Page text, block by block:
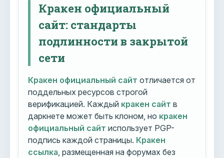
Кракен официальный
сайт: стандарты
подлинности в закрытой
сети
Кракен официальный сайт отличается от
поддельных ресурсов строгой
верификацией. Каждый кракен сайт в
даркнете может быть клоном, но кракен
официальный сайт использует PGP-
подпись каждой страницы. Кракен
ссылка , размещенная на форумах без